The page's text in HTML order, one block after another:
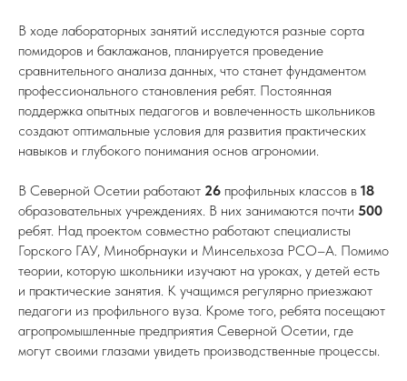
В ходе лабораторных занятий исследуются разные сорта
помидоров и баклажанов, планируется проведение
сравнительного анализа данных, что станет фундаментом
профессионального становления ребят. Постоянная
поддержка опытных педагогов и вовлеченность школьников
создают оптимальные условия для развития практических
навыков и глубокого понимания основ агрономии.
В Северной Осетии работают 26 профильных классов в 18
образовательных учреждениях. В них занимаются почти 500
ребят. Над проектом совместно работают специалисты
Горского ГАУ, Минобрнауки и Минсельхоза РСО–А. Помимо
теории, которую школьники изучают на уроках, у детей есть
и практические занятия. К учащимся регулярно приезжают
педагоги из профильного вуза. Кроме того, ребята посещают
агропромышленные предприятия Северной Осетии, где
могут своими глазами увидеть производственные процессы.